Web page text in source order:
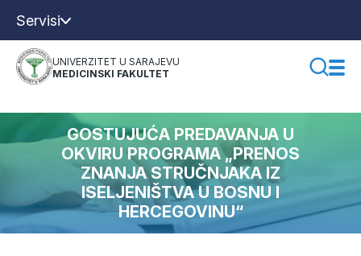
Servisi
UNIVERZITET U SARAJEVU
MEDICINSKI FAKULTET
GOSTUJUĆA PREDAVANJA U
OKVIRU PROGRAMA „PRENOS
ZNANJA STRUČNJAKA IZ
ISELJENIŠTVA U BOSNU I
HERCEGOVINU“